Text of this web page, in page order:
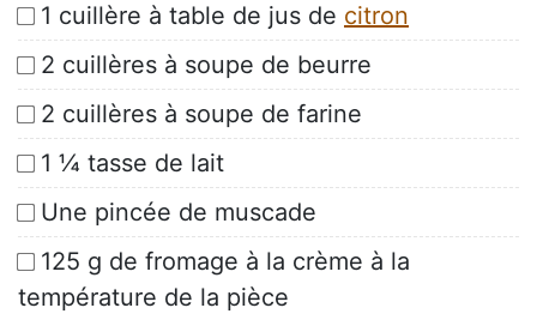
1 cuillère à table de jus de citron
2 cuillères à soupe de beurre
2 cuillères à soupe de farine
1 ¼ tasse de lait
Une pincée de muscade
125 g de fromage à la crème à la
température de la pièce